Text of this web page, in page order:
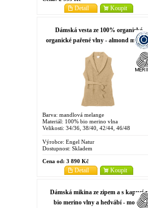
Koupit
Detail
Dámská vesta ze 100% organické
organické pařené vlny - almond
Barva: mandlová melange
Materiál: 100% bio merino vlna
Velikosti: 34/36, 38/40, 42/44, 46/48
Výrobce: Engel Natur
Dostupnost: Skladem
Cena od: 3 890 Kč
Koupit
Detail
Dámská mikina ze zipem a s kapucí z
bio merino vlny a hedvábí - modrá